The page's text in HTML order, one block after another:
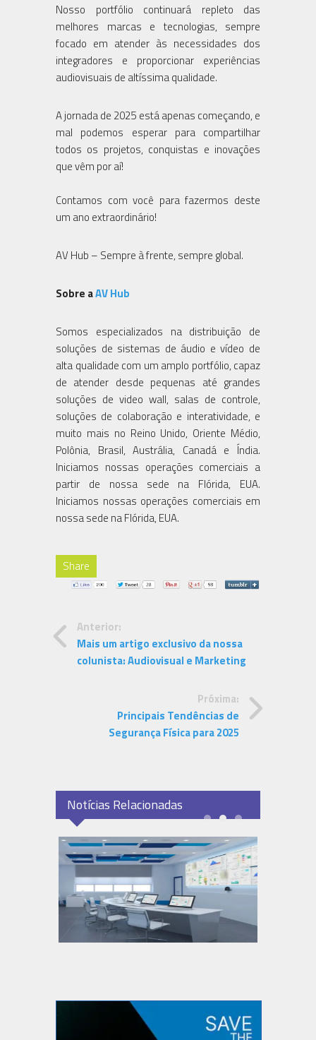
Nosso portfólio continuará repleto das
melhores marcas e tecnologias, sempre
focado em atender às necessidades dos
integradores e proporcionar experiências
audiovisuais de altíssima qualidade.
A jornada de 2025 está apenas começando, e
mal podemos esperar para compartilhar
todos os projetos, conquistas e inovações
que vêm por aí!
Contamos com você para fazermos deste
um ano extraordinário!
AV Hub – Sempre à frente, sempre global.
Sobre aAV Hub
Somos especializados na distribuição de
soluções de sistemas de áudio e vídeo de
alta qualidade com um amplo portfólio, capaz
de atender desde pequenas até grandes
soluções de video wall, salas de controle,
soluções de colaboração e interatividade, e
muito mais no Reino Unido, Oriente Médio,
Polônia, Brasil, Austrália, Canadá e Índia.
Iniciamos nossas operações comerciais a
partir de nossa sede na Flórida, EUA.
Iniciamos nossas operações comerciais em
nossa sede na Flórida, EUA.
Share
Anterior:
Mais um artigo exclusivo da nossa
colunista: Audiovisual e Marketing
Próxima:
Principais Tendências de
Segurança Física para 2025
Notícias Relacionadas